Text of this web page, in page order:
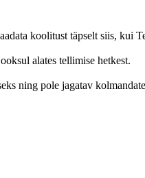
koolitust täpselt siis, kui
alates tellimise hetkest.
ning pole jagatav